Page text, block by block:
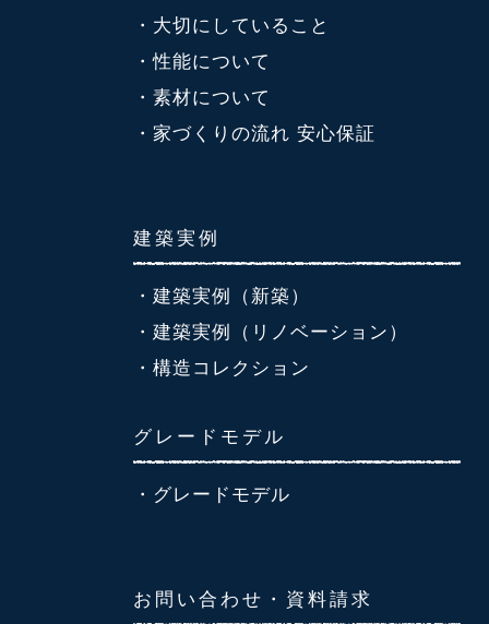
・大切にしていること
・性能について
・素材について
・家づくりの流れ 安心保証
建築実例
・建築実例（新築）
・建築実例（リノベーション）
・構造コレクション
グレードモデル
・グレードモデル
お問い合わせ・資料請求